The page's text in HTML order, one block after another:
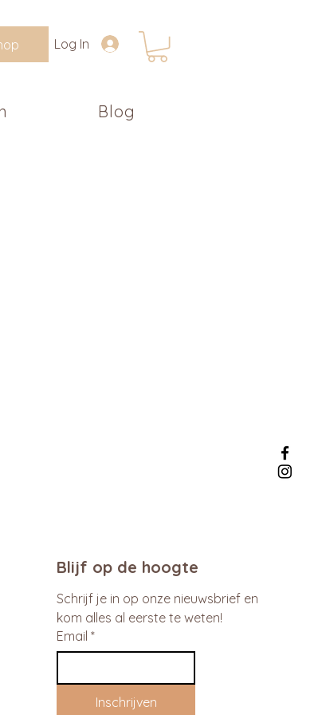
Log In
Blog
Blijf op de hoogte
Schrijf je in op onze nieuwsbrief en
kom alles al eerste te weten!
Email *
Inschrijven